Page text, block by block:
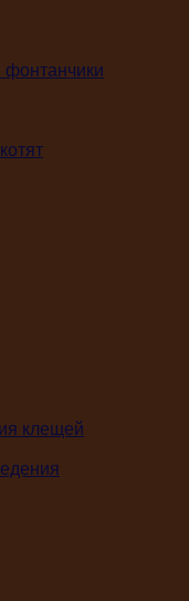
фонтанчики
клещей